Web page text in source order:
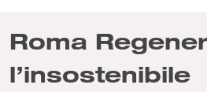
Roma
l’insostenibile